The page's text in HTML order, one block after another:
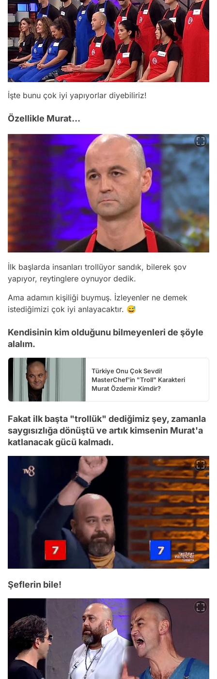
İşte bunu çok iyi yapıyorlar diyebiliriz!
Özellikle Murat...
İlk başlarda insanları trollüyor sandık, bilerek şov
yapıyor, reytinglere oynuyor dedik.
Ama adamın kişiliği buymuş. İzleyenler ne demek
istediğimizi çok iyi anlayacaktır. 😅
Kendisinin kim olduğunu bilmeyenleri de şöyle
alalım.
Türkiye Onu Çok Sevdi!
MasterChef'in "Troll" Karakteri
Murat Özdemir Kimdir?
Fakat ilk başta "trollük" dediğimiz şey, zamanla
saygısızlığa dönüştü ve artık kimsenin Murat'a
katlanacak gücü kalmadı.
Şeflerin bile!